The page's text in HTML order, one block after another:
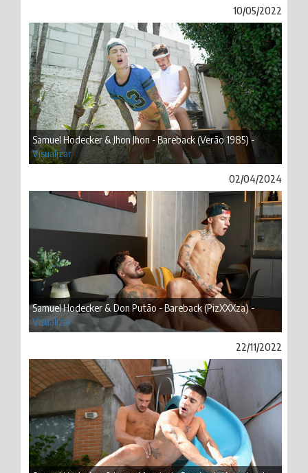
10/05/2022
Samuel Hodecker & Jhon Jhon - Bareback (Verão 1985) -
Visualizar
02/04/2024
Samuel Hodecker & Don Putão - Bareback (PizXXXza) -
Visualizar
22/11/2022